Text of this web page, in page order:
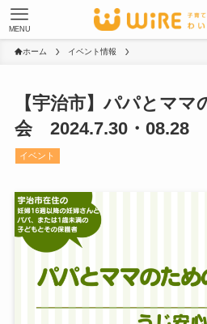
MENU
ホーム イベント情報
【宇治市】パパとマ
会 2024.7.30・08.28
イベント